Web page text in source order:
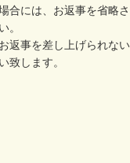
合には、お返事を省略さ
。
返事を差し上げられない
致します。